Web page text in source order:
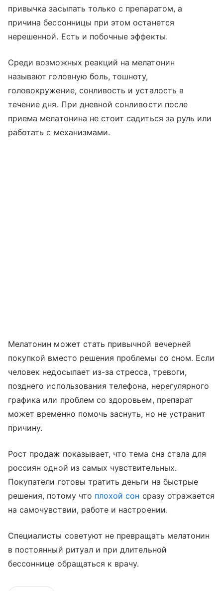
привычка засыпать только с препаратом, а
причина бессонницы при этом останется
нерешенной. Есть и побочные эффекты.
Среди возможных реакций на мелатонин
называют головную боль, тошноту,
головокружение, сонливость и усталость в
течение дня. При дневной сонливости после
приема мелатонина не стоит садиться за руль или
работать с механизмами.
Мелатонин может стать привычной вечерней
покупкой вместо решения проблемы со сном. Если
человек недосыпает из-за стресса, тревоги,
позднего использования телефона, нерегулярного
графика или проблем со здоровьем, препарат
может временно помочь заснуть, но не устранит
причину.
Рост продаж показывает, что тема сна стала для
россиян одной из самых чувствительных.
Покупатели готовы тратить деньги на быстрые
решения, потому что плохой сон сразу отражается
на самочувствии, работе и настроении.
Специалисты советуют не превращать мелатонин
в постоянный ритуал и при длительной
бессоннице обращаться к врачу.